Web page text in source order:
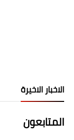
الاخبار الاخيرة
المتابعون